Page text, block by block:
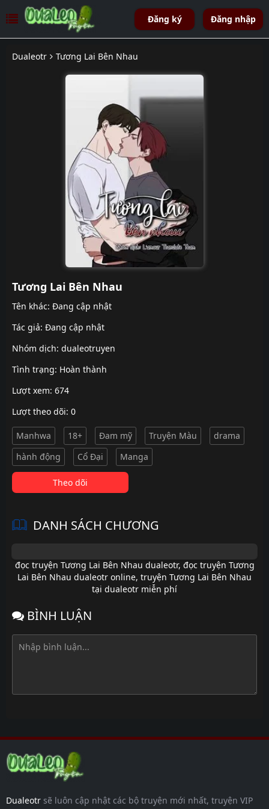
Đăng ký Đăng nhập
Dualeotr Tương Lai Bên Nhau
Tương Lai Bên Nhau
Tên khác: Đang cập nhật
Tác giả: Đang cập nhật
Nhóm dịch: dualeotruyen
Tình trạng: Hoàn thành
Lượt xem: 674
Lượt theo dõi: 0
Manhwa 18+ Đam mỹ Truyện Màu
drama
hành động
Cổ Đại Manga
Theo dõi
DANH SÁCH CHƯƠNG
đọc truyện Tương Lai Bên Nhau dualeotr, đọc truyện Tương
Lai Bên Nhau dualeotr online, truyện Tương Lai Bên Nhau
tại dualeotr miễn phí
BÌNH LUẬN
Dualeotr sẽ luôn cập nhật các bộ truyện mới nhất, truyện VIP